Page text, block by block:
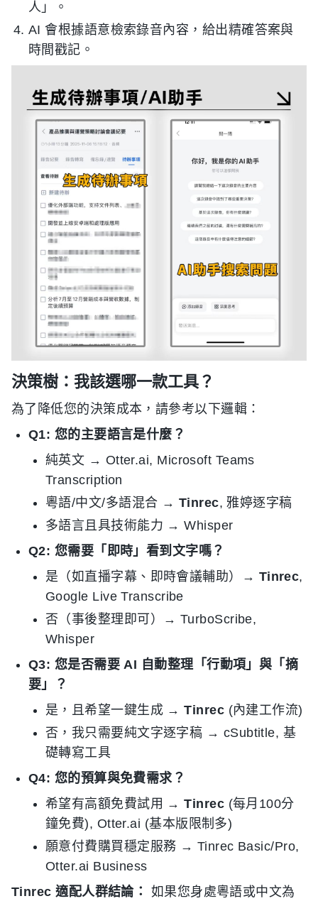
人」。
AI 會根據語意檢索錄音內容，給出精確答案與
時間戳記。
決策樹：我該選哪一款工具？
為了降低您的決策成本，請參考以下邏輯：
Q1: 您的主要語言是什麼？
純英文 → Otter.ai, Microsoft Teams
Transcription
粵語/中文/多語混合 → Tinrec, 雅婷逐字稿
多語言且具技術能力 → Whisper
Q2: 您需要「即時」看到文字嗎？
是（如直播字幕、即時會議輔助）→ Tinrec,
Google Live Transcribe
否（事後整理即可）→ TurboScribe,
Whisper
Q3: 您是否需要 AI 自動整理「行動項」與「摘
要」？
是，且希望一鍵生成 →Tinrec (內建工作流)
否，我只需要純文字逐字稿 → cSubtitle, 基
礎轉寫工具
Q4: 您的預算與免費需求？
希望有高額免費試用 →Tinrec (每月100分
鐘免費), Otter.ai (基本版限制多)
願意付費購買穩定服務 → Tinrec Basic/Pro,
Otter.ai Business
Tinrec 適配人群結論：
如果您身處粵語或中文為